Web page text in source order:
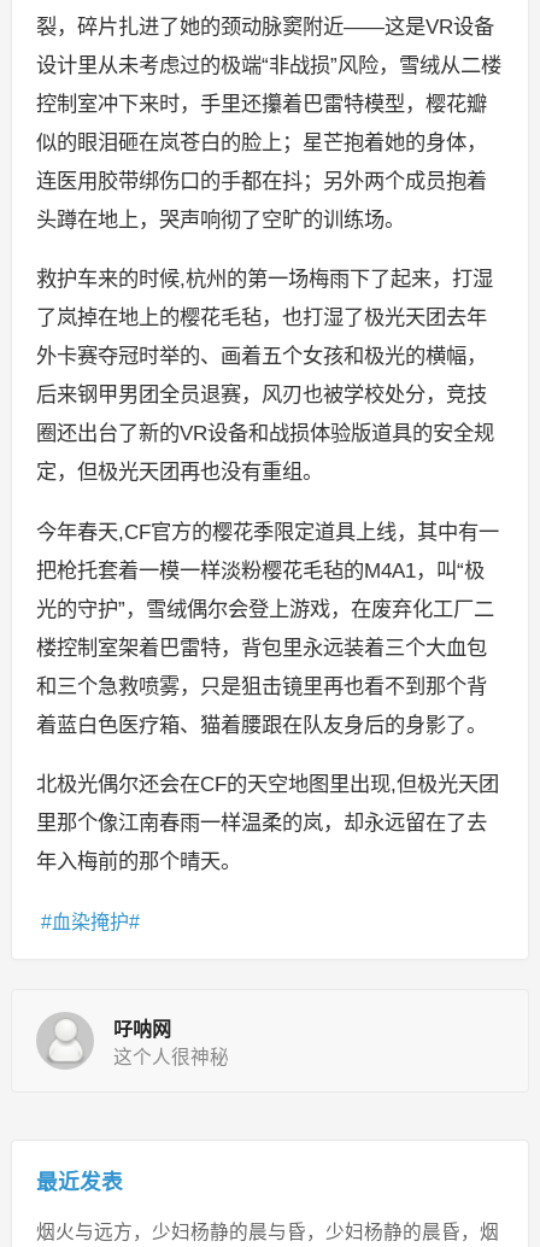
裂，碎片扎进了她的颈动脉窦附近——这是VR设备
设计里从未考虑过的极端“非战损”风险，雪绒从二楼
控制室冲下来时，手里还攥着巴雷特模型，樱花瓣
似的眼泪砸在岚苍白的脸上；星芒抱着她的身体，
连医用胶带绑伤口的手都在抖；另外两个成员抱着
头蹲在地上，哭声响彻了空旷的训练场。
救护车来的时候,杭州的第一场梅雨下了起来，打湿
了岚掉在地上的樱花毛毡，也打湿了极光天团去年
外卡赛夺冠时举的、画着五个女孩和极光的横幅，
后来钢甲男团全员退赛，风刃也被学校处分，竞技
圈还出台了新的VR设备和战损体验版道具的安全规
定，但极光天团再也没有重组。
今年春天,CF官方的樱花季限定道具上线，其中有一
把枪托套着一模一样淡粉樱花毛毡的M4A1，叫“极
光的守护”，雪绒偶尔会登上游戏，在废弃化工厂二
楼控制室架着巴雷特，背包里永远装着三个大血包
和三个急救喷雾，只是狙击镜里再也看不到那个背
着蓝白色医疗箱、猫着腰跟在队友身后的身影了。
北极光偶尔还会在CF的天空地图里出现,但极光天团
里那个像江南春雨一样温柔的岚，却永远留在了去
年入梅前的那个晴天。
血染掩护
吇呐网
这个人很神秘
最近发表
烟火与远方，少妇杨静的晨与昏，少妇杨静的晨昏，烟